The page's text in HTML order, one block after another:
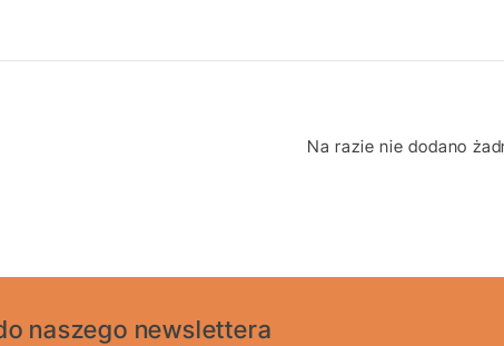
Na razie nie dodano
naszego newslettera